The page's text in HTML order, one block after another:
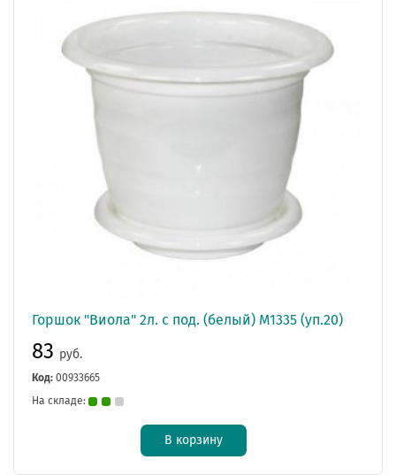
Горшок "Виола" 2л. с под. (белый) М1335 (уп.20)
83 руб.
Код: 00933665
На складе:
В корзину